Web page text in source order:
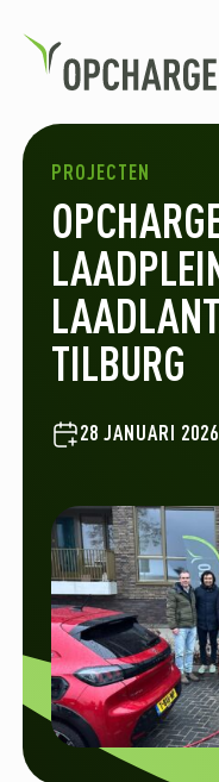
PROJECTEN
TILBURG
28 JANUARI 2026